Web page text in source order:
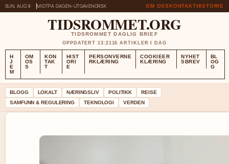
SUN, AUG 9 MIDTPA DAGEN-UTGAVENORSK OM OSSKONTAKTHISTORIE
TIDSROMMET.ORG
TIDSROMMET DAGLIG BRIEF
OPPDATERT 13:2116 ARTIKLER I DAG
H
J
E
M
OM
OS
S
KON
TAK
T
HIST
ORI
E
PERSONVERNE
RKLÆRING
COOKIEER
KLÆRING
NYHET
SBREV
BL
OG
G
BLOGG LOKALT NÆRINGSLIV POLITIKK
REISE
SAMFUNN & REGULERING
TEKNOLOGI VERDEN